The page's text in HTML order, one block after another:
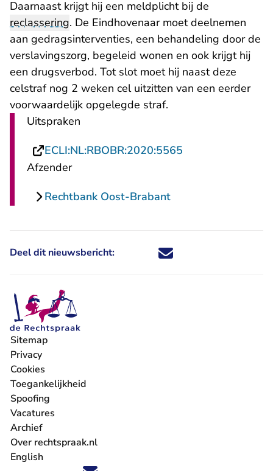
Daarnaast krijgt hij een meldplicht bij de
reclassering. De Eindhovenaar moet deelnemen
aan gedragsinterventies, een behandeling door de
verslavingszorg, begeleid wonen en ook krijgt hij
een drugsverbod. Tot slot moet hij naast deze
celstraf nog 2 weken cel uitzitten van een eerder
voorwaardelijk opgelegde straf.
Uitspraken
ECLI:NL:RBOBR:2020:5565
Afzender
Rechtbank Oost-Brabant
Deel dit nieuwsbericht: Deel dit nieuwsbericht via X -
Deel dit nieuwsbericht via
Deel dit nieuwsbericht
Deel dit
Sitemap
Privacy
Cookies
Toegankelijkheid
Spoofing
Vacatures
- U verlaat Rechtspraak.nl
Archief
Over rechtspraak.nl
English